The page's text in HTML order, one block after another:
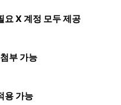
요 X 계정 모두 제공
부 가능
용 가능